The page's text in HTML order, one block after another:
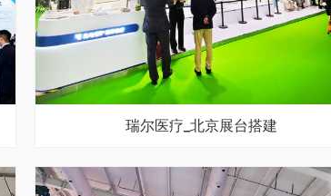
瑞尔医疗_北京展台搭建